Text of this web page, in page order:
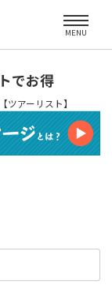
MENU
でお得
アーリスト】